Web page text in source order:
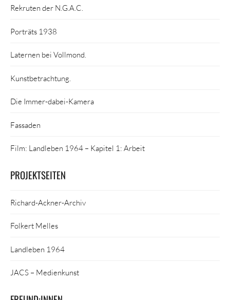
Rekruten der N.G.A.C.
Porträts 1938
Laternen bei Vollmond.
Kunstbetrachtung.
Die Immer-dabei-Kamera
Fassaden
Film: Landleben 1964 – Kapitel 1: Arbeit
PROJEKTSEITEN
Richard-Ackner-Archiv
Folkert Melles
Landleben 1964
JACS – Medienkunst